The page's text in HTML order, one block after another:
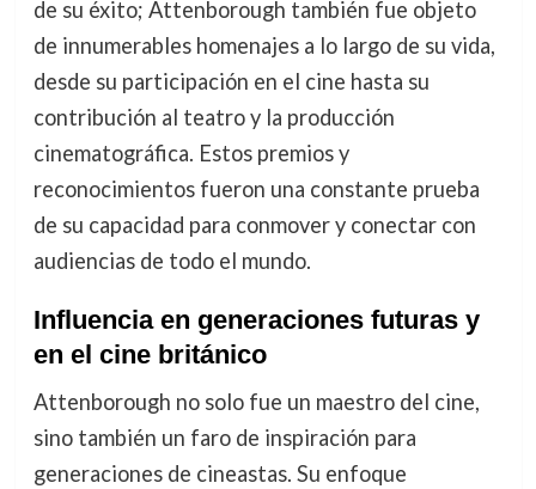
de su éxito; Attenborough también fue objeto
de innumerables homenajes a lo largo de su vida,
desde su participación en el cine hasta su
contribución al teatro y la producción
cinematográfica. Estos premios y
reconocimientos fueron una constante prueba
de su capacidad para conmover y conectar con
audiencias de todo el mundo.
Influencia en generaciones futuras y
en el cine británico
Attenborough no solo fue un maestro del cine,
sino también un faro de inspiración para
generaciones de cineastas. Su enfoque